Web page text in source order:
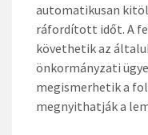
automatikusan
ráfordított időt. A
követhetik az
önkormányzati
megismerhetik a
megnyithatják a